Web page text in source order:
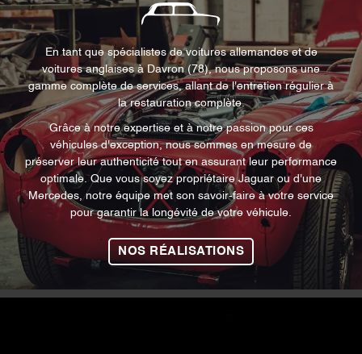
En tant que spécialistes de voitures allemandes et de
voitures anglaises à Davron (78), nous proposons une
gamme complète de services, allant de l'entretien régulier à
la restauration complète.
Grâce à notre expertise et à notre passion pour ces
véhicules d'exception, nous sommes en mesure de
préserver leur authenticité tout en assurant leur performance
optimale. Que vous soyez propriétaire Jaguar ou d'une
Mercedes, notre équipe met son savoir-faire à votre service
pour garantir la longévité de votre véhicule.
NOS RÉALISATIONS